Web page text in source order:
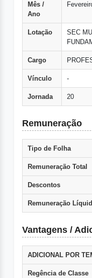
Mês /
Ano
Lotação
SEC
Cargo
Vínculo -
Jornada 20
Remuneração
Tipo de Folha
Remuneração Total
Descontos
Remuneração
Vantagens /
ADICIONAL POR
Regência de Classe